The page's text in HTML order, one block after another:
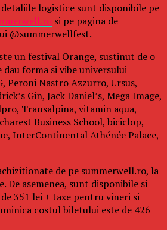
logistice sunt disponibile pe
si pe pagina de
@summerwellfest.
un festival Orange, sustinut de o
dau forma si vibe universului
Peroni Nastro Azzurro, Ursus,
Gin, Jack Daniel’s, Mega Image,
Transalpina, vitamin aqua,
Business School, biciclop,
InterContinental Athénée Palace,
de pe summerwell.ro, la
De asemenea, sunt disponibile si
351 lei + taxe pentru vineri si
costul biletului este de 426